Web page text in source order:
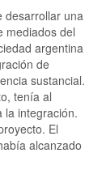
desarrollar una
mediados del
argentina
de
sustancial.
tenía al
la integración.
El
alcanzado